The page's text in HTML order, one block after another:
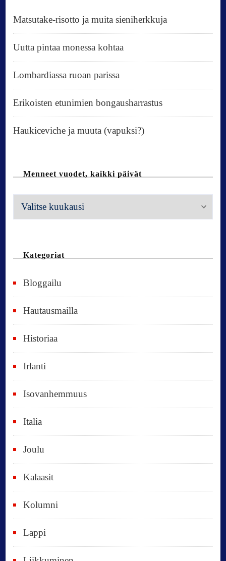
Matsutake-risotto ja muita sieniherkkuja
Uutta pintaa monessa kohtaa
Lombardiassa ruoan parissa
Erikoisten etunimien bongausharrastus
Haukiceviche ja muuta (vapuksi?)
Menneet vuodet, kaikki päivät
M
e
e
v
u
o
e
t
,
i
k
p
Kategoriat
Bloggailu
Hautausmailla
Historiaa
Irlanti
Isovanhemmuus
Italia
Joulu
Kalaasit
Kolumni
Lappi